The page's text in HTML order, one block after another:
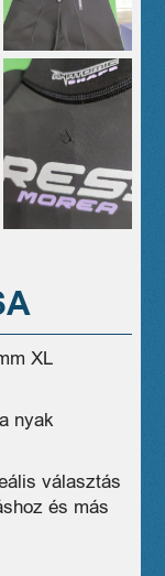
XL
nyak
választás
és más